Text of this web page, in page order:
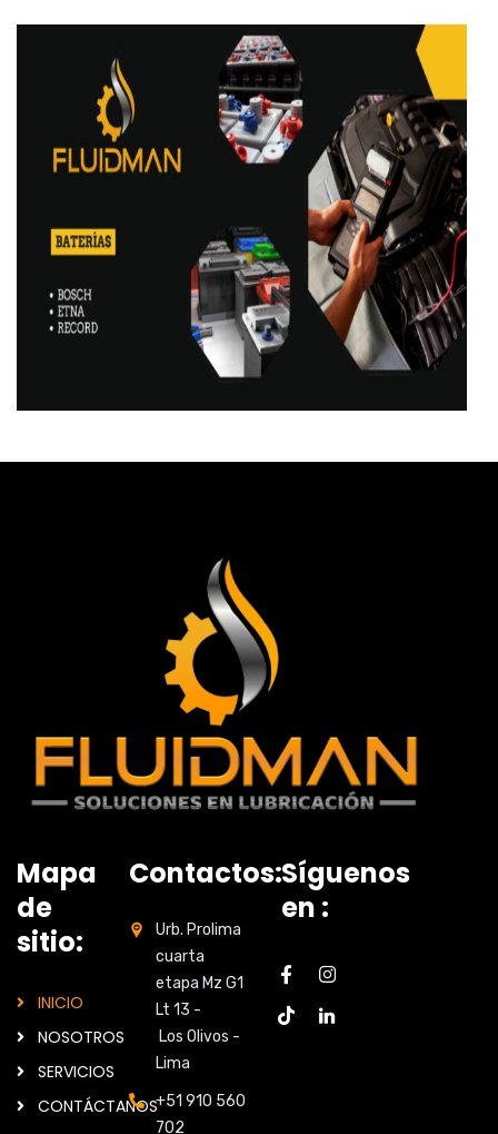
Mapa
de
sitio:
INICIO
NOSOTROS
SERVICIOS
CONTÁCTANOS
Contactos:
Urb. Prolima
cuarta
etapa Mz G1
Lt 13 -
Los Olivos -
Lima
+51 910 560
702
Síguenos
en :